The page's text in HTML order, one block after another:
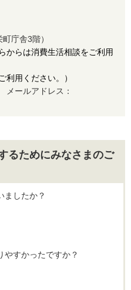
庁舎3階）
らからは消費生活相談をご利用
利用ください。）
ールアドレス：
るためにみなさまのご
ましたか？
やすかったですか？